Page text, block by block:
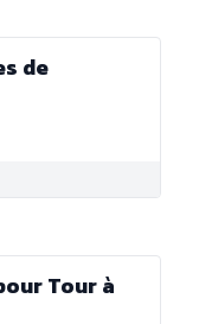
de
Tour à